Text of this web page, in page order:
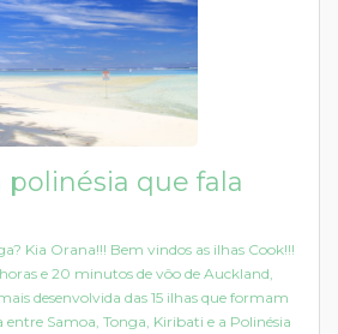
polinésia que fala
Kia Orana!!! Bem vindos as ilhas Cook!!!
e 20 minutos de vôo de Auckland,
desenvolvida das 15 ilhas que formam
entre Samoa, Tonga, Kiribati e a Polinésia